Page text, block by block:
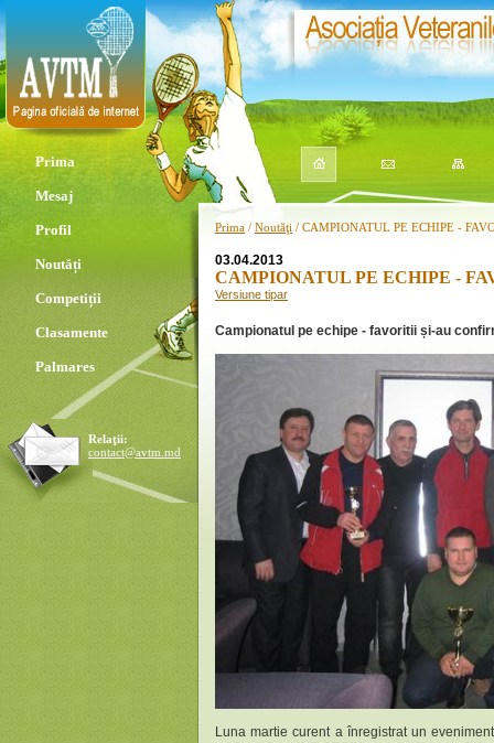
Prima
Mesaj
Profil
Noutăți
Competiții
Clasamente
Palmares
Relaţii:
contact@avtm.md
Prima / Noutăţi / CAMPIONATUL PE ECHIPE -
03.04.2013
CAMPIONATUL PE ECHIPE -
Versiune tipar
Campionatul pe echipe - favoritii și-au
Luna martie curent a înregistrat un